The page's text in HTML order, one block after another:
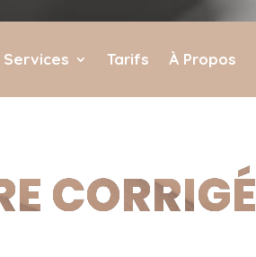
Services Tarifs À Propos
CORRIGÉ